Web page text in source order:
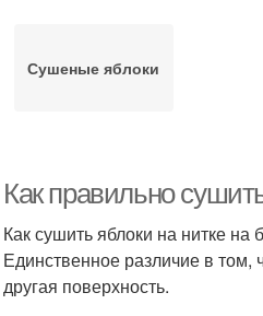
Сушеные яблоки
Как правильно
Как сушить яблоки на нитке
Единственное различие в том,
другая поверхность.